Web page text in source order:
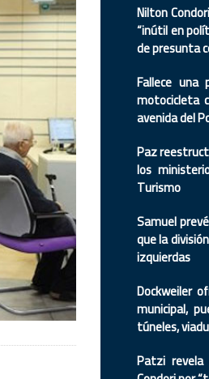
Nilton
“inútil en
de presunta
Fallece una
motocicleta
avenida del
Paz
los
Turismo
Samuel
que la
izquierdas
Dockweiler
municipal,
túneles,
Patzi